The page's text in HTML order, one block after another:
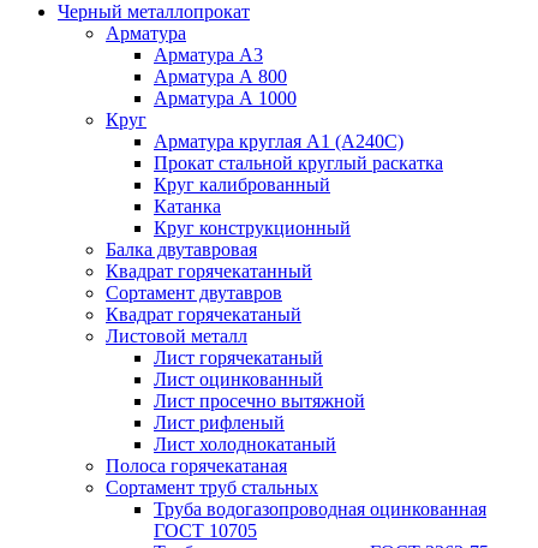
Черный металлопрокат
Арматура
Арматура А3
Арматура А 800
Арматура А 1000
Круг
Арматура круглая А1 (А240C)
Прокат стальной круглый раскатка
Круг калиброванный
Катанка
Круг конструкционный
Балка двутавровая
Квадрат горячекатанный
Сортамент двутавров
Квадрат горячекатаный
Листовой металл
Лист горячекатаный
Лист оцинкованный
Лист просечно вытяжной
Лист рифленый
Лист холоднокатаный
Полоса горячекатаная
Сортамент труб стальных
Труба водогазопроводная оцинкованная
ГОСТ 10705